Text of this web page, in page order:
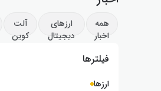
همه
اخبار
ارزهای
دیجیتال
آلت
کوین
فیلترها
ارزها